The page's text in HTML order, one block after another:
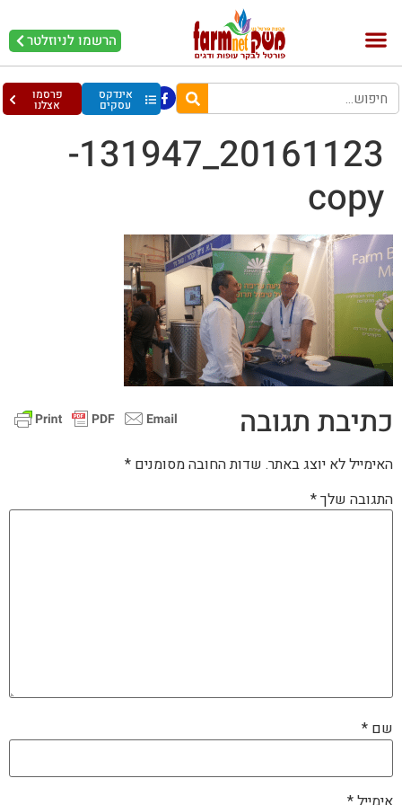
הרשמו לניוזלטר
אינדקס
עסקים
פרסמו
אצלנו
20161123_131947-
copy
כתיבת תגובה
האימייל לא יוצג באתר. שדות החובה מסומנים *
התגובה שלך*
שם *